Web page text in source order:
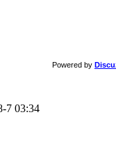
Powered by
7 03:34